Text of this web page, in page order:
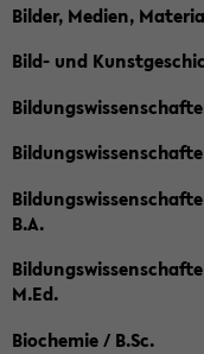
Bilder, Medien,
Bild- und
B.A.
M.Ed.
Biochemie / B.Sc.